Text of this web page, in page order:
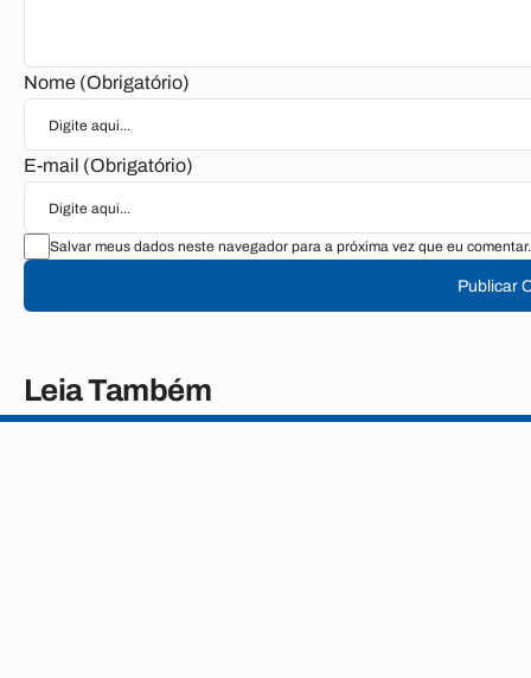
Nome (Obrigatório)
E-mail (Obrigatório)
Salvar meus dados neste navegador para a próxima vez que eu comentar.
Publicar
Leia Também